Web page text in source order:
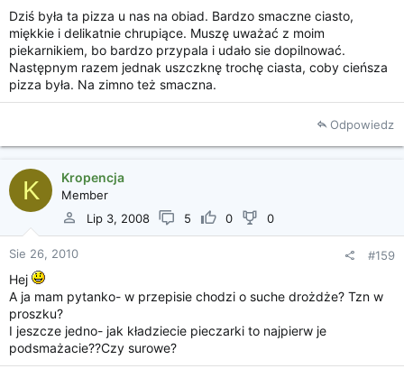
Dziś była ta pizza u nas na obiad. Bardzo smaczne ciasto,
miękkie i delikatnie chrupiące. Muszę uważać z moim
piekarnikiem, bo bardzo przypala i udało sie dopilnować.
Następnym razem jednak uszczknę trochę ciasta, coby cieńsza
pizza była. Na zimno też smaczna.
Odpowiedz
K Kropencja
Member
Lip 3, 2008
5 0 0
Sie 26, 2010 #159
Hej
A ja mam pytanko- w przepisie chodzi o suche drożdże? Tzn w
proszku?
I jeszcze jedno- jak kładziecie pieczarki to najpierw je
podsmażacie??Czy surowe?